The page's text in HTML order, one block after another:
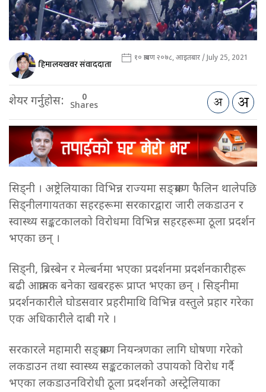
हिमालयखवर संवाददाता १० श्रावण २०७८, आइतबार / July 25, 2021
शेयर गर्नुहोस: 0
Shares
सिड्नी । अष्ट्रेलियाका विभिन्न राज्यमा सङ्क्रमण फैलिन थालेपछि
सिड्नीलगायतका सहरहरूमा सरकारद्वारा जारी लकडाउन र
स्वास्थ्य सङ्कटकालको विरोधमा विभिन्न सहरहरूमा ठूला प्रदर्शन
भएका छन् ।
सिड्नी, ब्रिस्बेन र मेल्बर्नमा भएका प्रदर्शनमा प्रदर्शनकारीहरू
बढी आक्रामक बनेका खबरहरू प्राप्त भएका छन् । सिड्नीमा
प्रदर्शनकारीले घोडसवार प्रहरीमाथि विभिन्न वस्तुले प्रहार गरेका
एक अधिकारीले दाबी गरे ।
सरकारले महामारी सङ्क्रमण नियन्त्रणका लागि घोषणा गरेको
लकडाउन तथा स्वास्थ्य सङ्कटकालको उपायको विरोध गर्दै
भएका लकडाउनविरोधी ठूला प्रदर्शनको अस्ट्रेलियाका